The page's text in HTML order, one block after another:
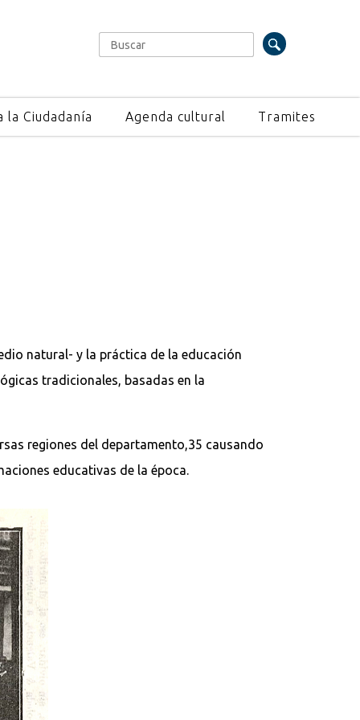
Formulario de búsqueda
Buscar
la Ciudadanía Agenda cultural Tramites
natural- y la práctica de la educación
tradicionales, basadas en la
regiones del departamento,35 causando
educativas de la época.